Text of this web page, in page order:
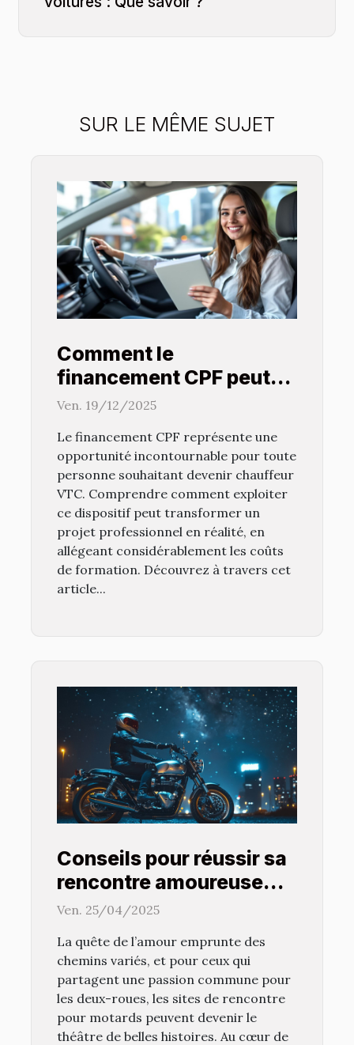
SUR LE MÊME SUJET
Comment le
financement CPF peut
faciliter votre formation
Ven. 19/12/2025
Le financement CPF représente une
opportunité incontournable pour toute
personne souhaitant devenir chauffeur
VTC. Comprendre comment exploiter
ce dispositif peut transformer un
projet professionnel en réalité, en
allégeant considérablement les coûts
de formation. Découvrez à travers cet
article...
Conseils pour réussir sa
rencontre amoureuse
sur un site pour motards
Ven. 25/04/2025
La quête de l’amour emprunte des
chemins variés, et pour ceux qui
partagent une passion commune pour
les deux-roues, les sites de rencontre
pour motards peuvent devenir le
théâtre de belles histoires. Au cœur de